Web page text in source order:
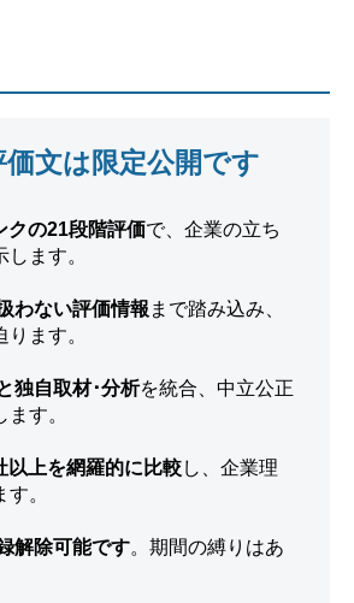
価文は限定公開です
クの21段階評価で、企業の立ち
ます。
わない評価情報 まで踏み込み、
ます。
独自取材･分析を統合、中立公正
す。
以上を網羅的に比較し、企業理
。
解除可能です。期間の縛りはあ